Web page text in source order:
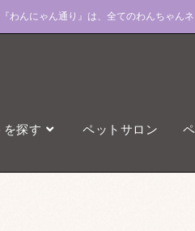
わんにゃん通り』は、全てのわんちゃん
を探す ペットサロン